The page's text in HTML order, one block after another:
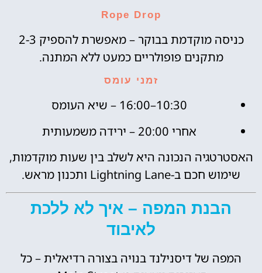
Rope Drop
כניסה מוקדמת בבוקר – מאפשרת להספיק 2-3
מתקנים פופולריים כמעט ללא המתנה.
זמני עומס
10:30–16:00 – שיא העומס
אחרי 20:00 – ירידה משמעותית
האסטרטגיה הנכונה היא לשלב בין שעות מוקדמות,
שימוש חכם ב-Lightning Lane ותכנון מראש.
הבנת המפה – איך לא ללכת
לאיבוד
המפה של דיסנילנד בנויה בצורה רדיאלית – כל